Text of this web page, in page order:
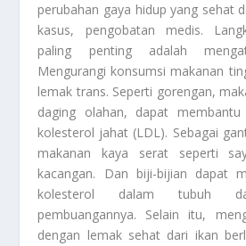
perubahan gaya hidup yang sehat
kasus, pengobatan medis.
paling penting adalah
Mengurangi konsumsi makanan
lemak trans. Seperti gorengan,
daging olahan, dapat membantu
kolesterol jahat (LDL). Sebagai
makanan kaya serat seperti
kacangan. Dan biji-bijian dapat
kolesterol dalam tubuh
pembuangannya. Selain itu,
dengan lemak sehat dari ikan